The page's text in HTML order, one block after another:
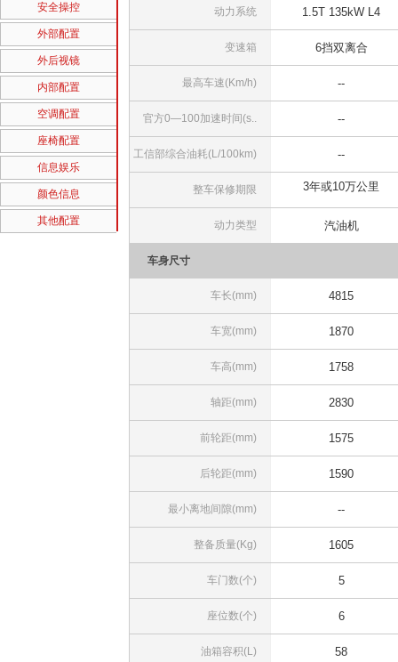
动力系统
变速箱
最高车速(Km/h)
官方0—100加速时间(s..
工信部综合油耗(L/100km)
整车保修期限
动力类型
车身尺寸
车长(mm)
车宽(mm)
车高(mm)
轴距(mm)
前轮距(mm)
后轮距(mm)
最小离地间隙(mm)
整备质量(Kg)
车门数(个)
座位数(个)
油箱容积(L)
1.5T 135kW L4
6挡双离合
--
--
--
3年或10万公里
汽油机
4815
1870
1758
2830
1575
1590
--
1605
5
6
58
安全操控
外部配置
外后视镜
内部配置
空调配置
座椅配置
信息娱乐
颜色信息
其他配置